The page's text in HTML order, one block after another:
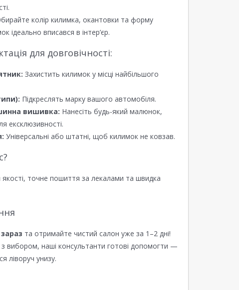
колір килимка, окантовки та форму
ідеально вписався в інтер’єр.
для довговічності:
Захистить килимок у місці найбільшого
Підкреслять марку вашого автомобіля.
вишивка: Нанесіть будь-який малюнок,
ексклюзивності.
Універсальні або штатні, щоб килимок не ковзав.
точне пошиття за лекалами та швидка
та отримайте чистий салон уже за 1–2 дні!
вибором, наші консультанти готові допомогти —
ліворуч унизу.